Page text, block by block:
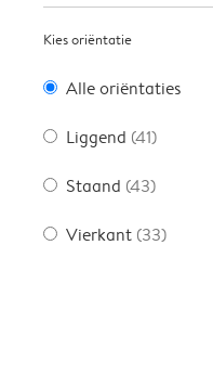
Kies oriëntatie
Alle oriëntaties
Liggend (41)
Staand (43)
Vierkant (33)